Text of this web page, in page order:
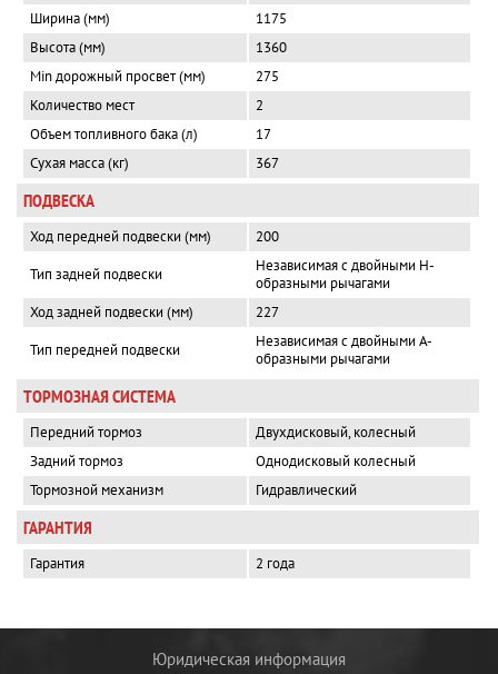
Ширина (мм)
1175
Высота (мм)
1360
Min дорожный просвет (мм)
275
Количество мест
2
Объем топливного бака (л)
17
Сухая масса (кг)
367
ПОДВЕСКА
Ход передней подвески (мм)
200
Тип задней подвески
Независимая с двойными Н-
образными рычагами
Ход задней подвески (мм)
227
Тип передней подвески
Независимая с двойными А-
образными рычагами
ТОРМОЗНАЯ СИСТЕМА
Передний тормоз
Двухдисковый, колесный
Задний тормоз
Однодисковый колесный
Тормозной механизм
Гидравлический
ГАРАНТИЯ
Гарантия 2 года
Юридическая информация